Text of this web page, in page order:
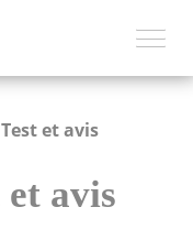
et avis
et avis